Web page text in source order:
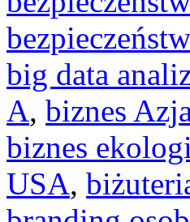
big data
A, biznes
biznes
USA,